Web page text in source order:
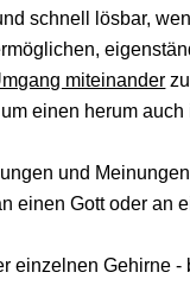
schnell lösbar,
miteinander
einen herum
und
einen Gott oder an
einzelnen Gehirne -